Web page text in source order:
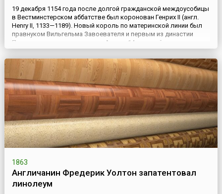
19 декабря 1154 года после долгой гражданской междоусобицы
в Вестминстерском аббатстве был коронован Генрих II (англ.
Henry II, 1133—1189). Новый король по материнской линии был
правнуком Вильгельма Завоевателя и первым из династии
Плантагенетов, которая дала Англии 14 королей и правила
более трехсот лет. Английскую корону Генрих получил от своей
матери — королевы Матильды. А его отец — Готфри...
1863
Англичанин Фредерик Уолтон запатентовал
линолеум